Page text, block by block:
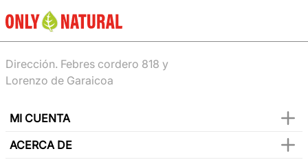
Dirección. Febres cordero 818 y
Lorenzo de Garaicoa
MI CUENTA
ACERCA DE